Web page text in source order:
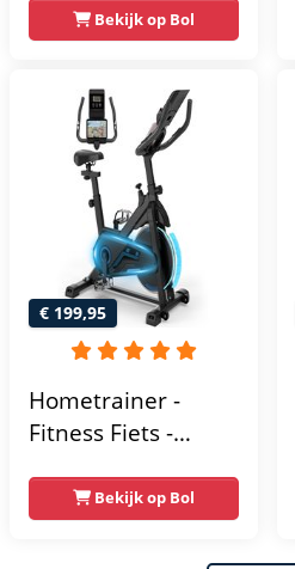
Trainingsprogramma's
- Hartslagsensoren
Bekijk op Bol
€ 199,95
Hometrainer -
Fitness Fiets -
Vliegwiel -
Hartslagmeter -
Incl App - Extreem
Bekijk op Bol